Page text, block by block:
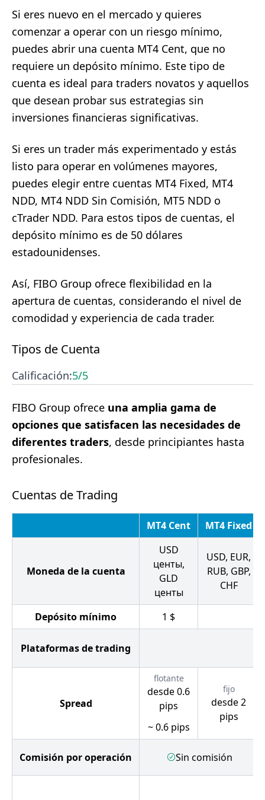
Si eres nuevo en el mercado y quieres
comenzar a operar con un riesgo mínimo,
puedes abrir una cuenta MT4 Cent, que no
requiere un depósito mínimo. Este tipo de
cuenta es ideal para traders novatos y aquellos
que desean probar sus estrategias sin
inversiones financieras significativas.
Si eres un trader más experimentado y estás
listo para operar en volúmenes mayores,
puedes elegir entre cuentas MT4 Fixed, MT4
NDD, MT4 NDD Sin Comisión, MT5 NDD o
cTrader NDD. Para estos tipos de cuentas, el
depósito mínimo es de 50 dólares
estadounidenses.
Así, FIBO Group ofrece flexibilidad en la
apertura de cuentas, considerando el nivel de
comodidad y experiencia de cada trader.
Tipos de Cuenta
Calificación:5/5
FIBO Group ofrece una amplia gama de
opciones que satisfacen las necesidades de
diferentes traders, desde principiantes hasta
profesionales.
Cuentas de Trading
MT4 Cent MT4 Fixed
Moneda de la cuenta
USD
центы,
GLD
центы
USD, EUR,
RUB, GBP,
CHF
Depósito mínimo 1 $
Plataformas de trading
Spread
flotante
desde 0.6
pips
~ 0.6 pips
fijo
desde 2
pips
Comisión por operación Sin comisión